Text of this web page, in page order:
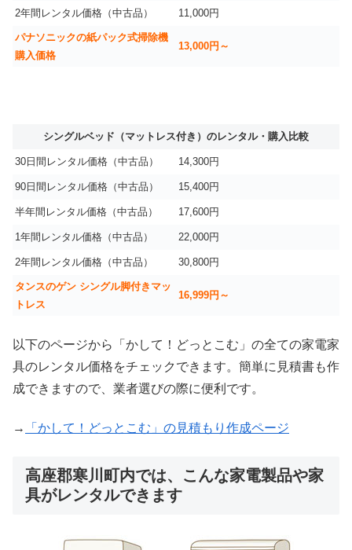
2年間レンタル価格（中古品） 11,000円
パナソニックの紙パック式掃除機
購入価格
13,000円～
シングルベッド（マットレス付き）のレンタル・購入比較
30日間レンタル価格（中古品） 14,300円
90日間レンタル価格（中古品） 15,400円
半年間レンタル価格（中古品） 17,600円
1年間レンタル価格（中古品） 22,000円
2年間レンタル価格（中古品） 30,800円
タンスのゲン シングル脚付きマッ
トレス
16,999円～
以下のページから「かして！どっとこむ」の全ての家電家
具のレンタル価格をチェックできます。簡単に見積書も作
成できますので、業者選びの際に便利です。
→ 「かして！どっとこむ」の見積もり作成ページ
高座郡寒川町内では、こんな家電製品や家
具がレンタルできます